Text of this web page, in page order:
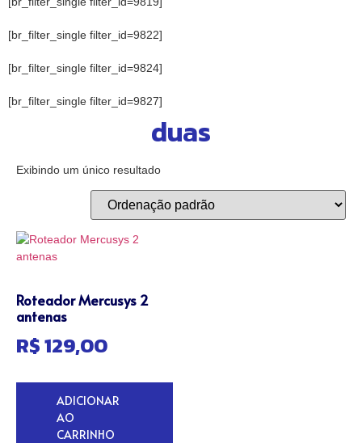
[br_filter_single filter_id=9822]
[br_filter_single filter_id=9824]
[br_filter_single filter_id=9827]
duas
Exibindo um único resultado
Roteador Mercusys 2
antenas
R$129,00
ADICIONAR
AO
CARRINHO